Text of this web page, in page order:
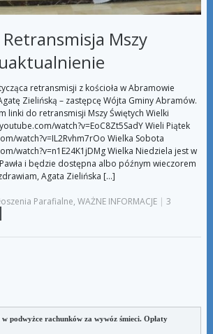
Mszy
retransmisji z kościoła w Abramowie
Zielińską – zastępcę Wójta Gminy Abramów.
linki do retransmisji Mszy Świętych Wielki
watch?v=EoC8Zt5SadY Wieli Piątek
watch?v=IL2Rvhm7rOo Wielka Sobota
watch?v=n1E24K1jDMg Wielka Niedziela jest w
i będzie dostępna albo późnym wieczorem
Agata Zielińska […]
Parafialne, WAŻNE INFORMACJE | 3
podwyżce rachunków za wywóz śmieci. Opłaty